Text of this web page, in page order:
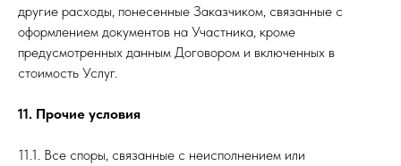
другие расходы, понесенные Заказчиком, связанные с
оформлением документов на Участника, кроме
предусмотренных данным Договором и включенных в
стоимость Услуг.
11. Прочие условия
11.1. Все споры, связанные с неисполнением или